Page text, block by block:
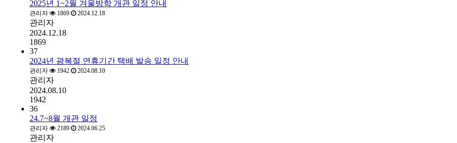
2025년 1~2월 겨울방학 개관 일정 안내
관리자 1869 2024.12.18
관리자
2024.12.18
1869
37
2024년 광복절 연휴기간 택배 발송 일정 안내
관리자 1942 2024.08.10
관리자
2024.08.10
1942
36
24.7~8월 개관 일정
관리자 2189 2024.06.25
관리자